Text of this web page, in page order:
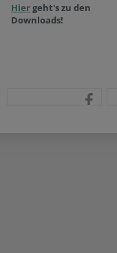
Hiergeht's zu den
Downloads!